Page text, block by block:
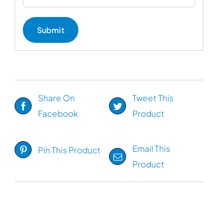
Share On
Facebook
Tweet This
Product
Pin This Product
Email This
Product